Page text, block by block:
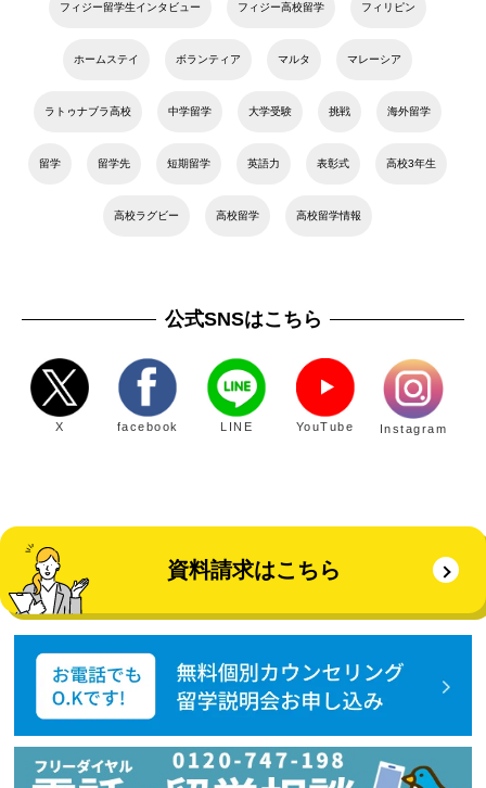
フィジー留学生インタビュー フィジー高校留学 フィリピン
ホームステイ ボランティア マルタ マレーシア
ラトゥナブラ高校 中学留学 大学受験 挑戦 海外留学
留学 留学先 短期留学 英語力 表彰式 高校3年生
高校ラグビー 高校留学 高校留学情報
公式SNSはこちら
X facebook LINE YouTube Instagram
資料請求はこちら